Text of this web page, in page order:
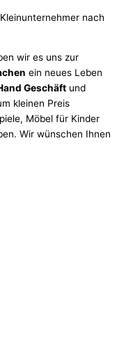
nach
wir es uns zur
ein neues Leben
Geschäft und
kleinen Preis
Möbel für Kinder
Wir wünschen Ihnen